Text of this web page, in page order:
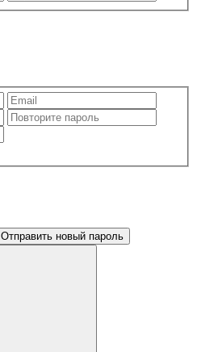
Отправить новый пароль